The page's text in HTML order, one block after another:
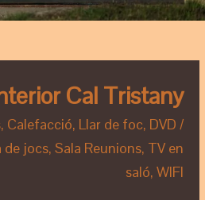
Cal Tristany
Calefacció, Llar de foc, DVD /
jocs, Sala Reunions, TV en
saló, WIFI